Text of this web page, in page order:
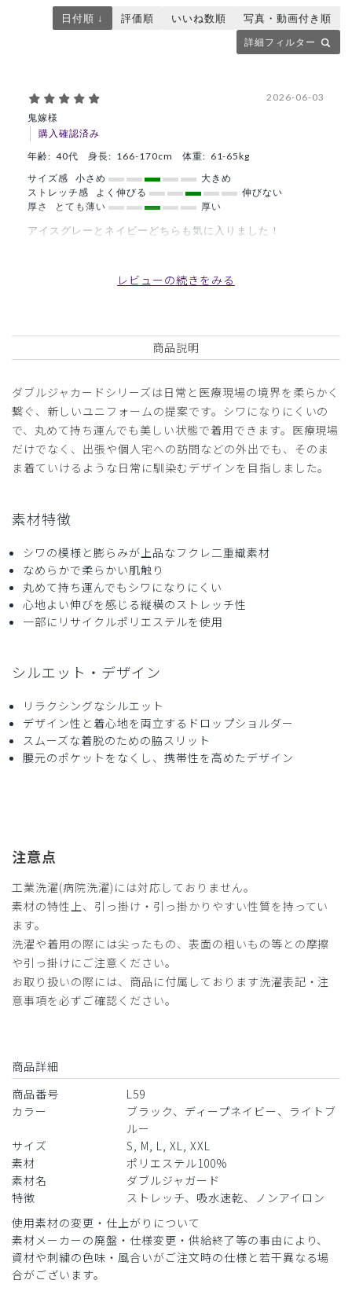
詳細フィルター
日付順 ↓ 評価順 いいね数順 写真・動画付き順
鬼嫁様
購入確認済み
2026-06-03
年齢: 40代 身長: 166-170cm 体重: 61-65kg
サイズ感
小さめ
大きめ
ストレッチ感
よく伸びる
伸びない
厚さ
とても薄い 厚い
アイスグレーとネイビーどちらも気に入りました！
購入確認済み
サイズ感
小さめ
大きめ
ストレッチ感
よく伸びる
伸びない
ポケットかない
ポケットは必須でファッション性を重視しすぎ。残念です。
高い買い物をしてしまった。
商品：
L59レディース:スクラブトップス・ダブルジャカ
ード/ディープネイビー/XL
ご購入者様
購入確認済み
2026-05-27
ベージュが欲しいです。
ード/ブラック/M
レビューの続きをみる
商品説明
ダブルジャカードシリーズは日常と医療現場の境界を柔らかく
繋ぐ、新しいユニフォームの提案です。シワになりにくいの
で、丸めて持ち運んでも美しい状態で着用できます。医療現場
だけでなく、出張や個人宅への訪問などの外出でも、そのま
ま着ていけるような日常に馴染むデザインを目指しました。
素材特徴
シワの模様と膨らみが上品なフクレ二重織素材
なめらかで柔らかい肌触り
丸めて持ち運んでもシワになりにくい
心地よい伸びを感じる縦横のストレッチ性
一部にリサイクルポリエステルを使用
シルエット・デザイン
リラクシングなシルエット
デザイン性と着心地を両立するドロップショルダー
スムーズな着脱のための脇スリット
腰元のポケットをなくし、携帯性を高めたデザイン
注意点
工業洗濯(病院洗濯)には対応しておりません。
素材の特性上、引っ掛け・引っ掛かりやすい性質を持ってい
ます。
洗濯や着用の際には尖ったもの、表面の粗いもの等との摩擦
や引っ掛けにご注意ください。
お取り扱いの際には、商品に付属しております洗濯表記・注
意事項を必ずご確認ください。
商品詳細
商品番号
L59
カラー
ブラック、ディープネイビー、ライトブ
ルー
サイズ
S, M, L, XL, XXL
素材
ポリエステル100%
素材名
ダブルジャガード
特徴
ストレッチ、吸水速乾、ノンアイロン
使用素材の変更・仕上がりについて
素材メーカーの廃盤・仕様変更・供給終了等の事由により、
資材や刺繍の色味・風合いがご注文時の仕様と若干異なる場
合がございます。